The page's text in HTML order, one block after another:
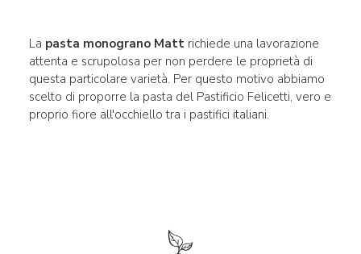
La pasta monograno Mattrichiede una lavorazione
attenta e scrupolosa per non perdere le proprietà di
questa particolare varietà. Per questo motivo abbiamo
scelto di proporre la pasta del Pastificio Felicetti, vero e
proprio fiore all'occhiello tra i pastifici italiani.